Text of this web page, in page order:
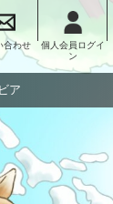
合わせ
個人会員ログイ
ン
ア